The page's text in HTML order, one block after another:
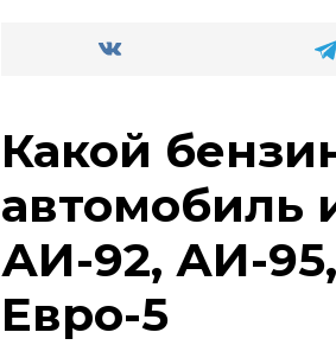
Какой
автомобиль
АИ-92, АИ-
Евро-5